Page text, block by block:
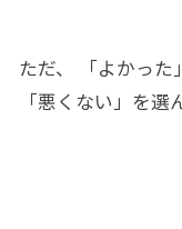
ただ、 「よかった
「悪く ない」を選